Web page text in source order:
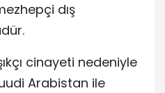
dış
cinayeti nedeniyle
Arabistan ile